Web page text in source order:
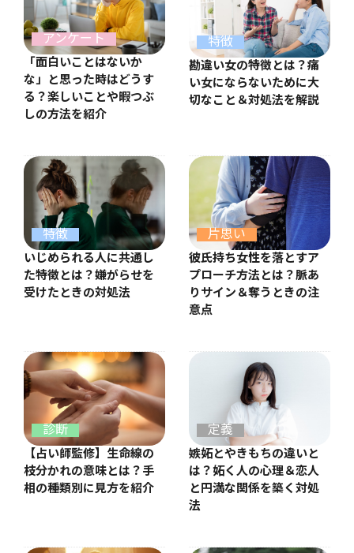
アンケート
「面白いことはないか
な」と思った時はどうす
る？楽しいことや暇つぶ
しの方法を紹介
特徴
勘違い女の特徴とは？痛
い女にならないために大
切なこと＆対処法を解説
特徴
いじめられる人に共通し
た特徴とは？嫌がらせを
受けたときの対処法
片思い
彼氏持ち女性を落とすア
プローチ方法とは？脈あ
りサイン＆奪うときの注
意点
診断
【占い師監修】生命線の
枝分かれの意味とは？手
相の種類別に見方を紹介
定義
嫉妬とやきもちの違いと
は？妬く人の心理＆恋人
と円満な関係を築く対処
法